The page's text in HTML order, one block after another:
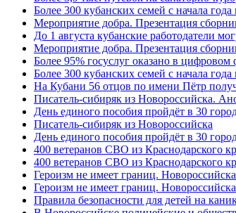
Более 300 кубанских семей с начала
Мероприятие добра. Презентация
До 1 августа кубанские работодатели
Мероприятие добра. Презентация
Более 95% госуслуг оказано в
Более 300 кубанских семей с начала
На Кубани 56 отцов по имени Пётр
Писатель-сибиряк из Новороссийска.
День единого пособия пройдёт в 30
Писатель-сибиряк из Новороссийска
День единого пособия пройдёт в 30
400 ветеранов СВО из Краснодарского
400 ветеранов СВО из Краснодарского
Героизм не имеет границ.
Героизм не имеет границ.
Правила безопасности для детей на